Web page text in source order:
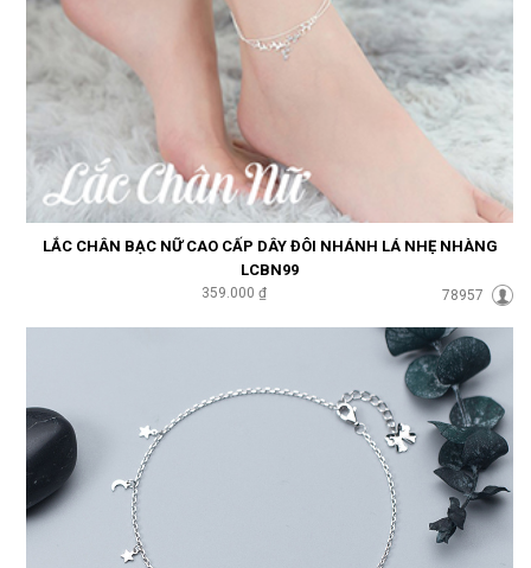
LẮC CHÂN BẠC NỮ CAO CẤP DÂY ĐÔI NHÁNH LÁ NHẸ NHÀNG
LCBN99
359.000 ₫ 78957